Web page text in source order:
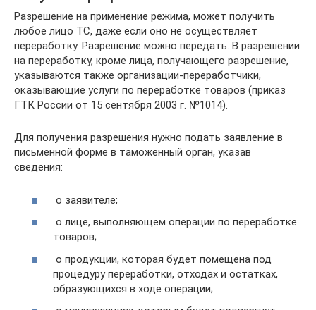
Разрешение на применение режима, может получить
любое лицо ТС, даже если оно не осуществляет
переработку. Разрешение можно передать. В разрешении
на переработку, кроме лица, получающего разрешение,
указываются также организации-переработчики,
оказывающие услуги по переработке товаров (приказ
ГТК России от 15 сентября 2003 г. №1014).
Для получения разрешения нужно подать заявление в
письменной форме в таможенный орган, указав
сведения:
о заявителе;
о лице, выполняющем операции по переработке
товаров;
о продукции, которая будет помещена под
процедуру переработки, отходах и остатках,
образующихся в ходе операции;